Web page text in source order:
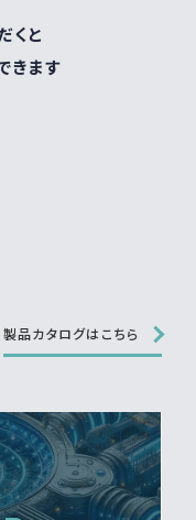
くと
きます
製品カタログはこちら